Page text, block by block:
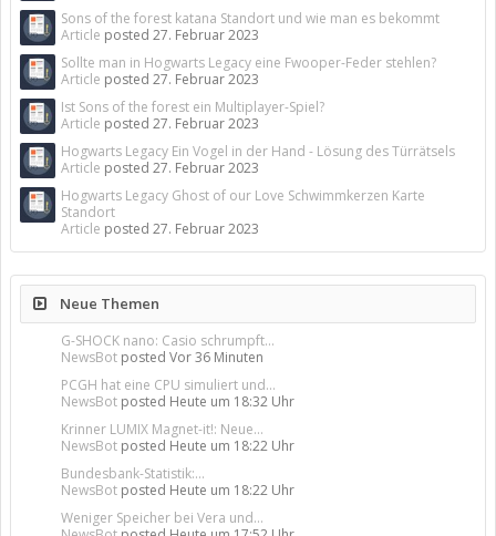
Sons of the forest katana Standort und wie man es bekommt
Article posted 27. Februar 2023
Sollte man in Hogwarts Legacy eine Fwooper-Feder stehlen?
Article posted 27. Februar 2023
Ist Sons of the forest ein Multiplayer-Spiel?
Article posted 27. Februar 2023
Hogwarts Legacy Ein Vogel in der Hand - Lösung des Türrätsels
Article posted 27. Februar 2023
Hogwarts Legacy Ghost of our Love Schwimmkerzen Karte
Standort
Article posted 27. Februar 2023
Neue Themen
G-SHOCK nano: Casio schrumpft...
NewsBot posted Vor 36 Minuten
PCGH hat eine CPU simuliert und...
NewsBot posted Heute um 18:32 Uhr
Krinner LUMIX Magnet-it!: Neue...
NewsBot posted Heute um 18:22 Uhr
Bundesbank-Statistik:...
NewsBot posted Heute um 18:22 Uhr
Weniger Speicher bei Vera und...